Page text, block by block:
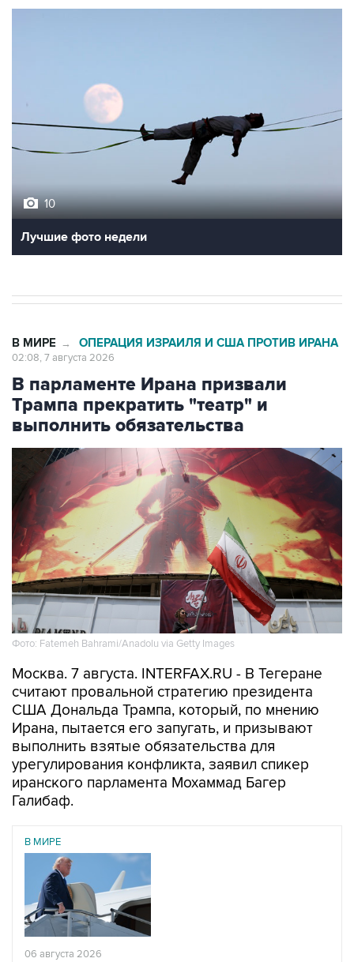
10
Лучшие фото недели
В МИРЕ → ОПЕРАЦИЯ ИЗРАИЛЯ И США ПРОТИВ ИРАНА
02:08, 7 августа 2026
В парламенте Ирана призвали
Трампа прекратить "театр" и
выполнить обязательства
Фото: Fatemeh Bahrami/Anadolu via Getty Images
Москва. 7 августа. INTERFAX.RU - В Тегеране
считают провальной стратегию президента
США Дональда Трампа, который, по мнению
Ирана, пытается его запугать, и призывают
выполнить взятые обязательства для
урегулирования конфликта, заявил спикер
иранского парламента Мохаммад Багер
Галибаф.
В МИРЕ
06 августа 2026